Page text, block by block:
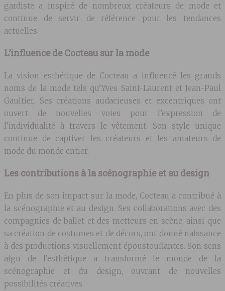
gardiste a inspiré de nombreux créateurs de mode et
continue de servir de référence pour les tendances
actuelles.
L’influence de Cocteau sur la mode
La vision esthétique de Cocteau a influencé les grands
noms de la mode tels qu’Yves Saint-Laurent et Jean-Paul
Gaultier. Ses créations audacieuses et excentriques ont
ouvert de nouvelles voies pour l’expression de
l’individualité à travers le vêtement. Son style unique
continue de captiver les créateurs et les amateurs de
mode du monde entier.
Les contributions à la scénographie et au design
En plus de son impact sur la mode, Cocteau a contribué à
la scénographie et au design. Ses collaborations avec des
compagnies de ballet et des metteurs en scène, ainsi que
sa création de costumes et de décors, ont donné naissance
à des productions visuellement époustouflantes. Son sens
aigu de l’esthétique a transformé le monde de la
scénographie et du design, ouvrant de nouvelles
possibilités créatives.